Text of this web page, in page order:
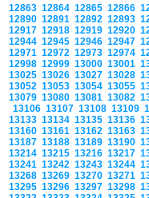
12863 12864 12865 12866
12890 12891 12892 12893
12917 12918 12919 12920
12944 12945 12946 12947
12971 12972 12973 12974
12998 12999 13000 13001
13025 13026 13027 13028
13052 13053 13054 13055
13079 13080 13081 13082
13106 13107 13108 13109
13133 13134 13135 13136
13160 13161 13162 13163
13187 13188 13189 13190
13214 13215 13216 13217
13241 13242 13243 13244
13268 13269 13270 13271
13295 13296 13297 13298